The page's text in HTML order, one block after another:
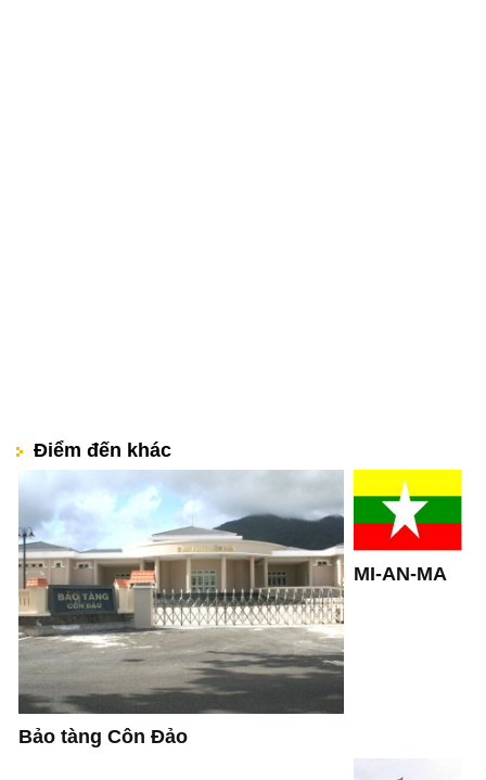
Điểm đến khác
Bảo tàng Côn Đảo
MI-AN-MA